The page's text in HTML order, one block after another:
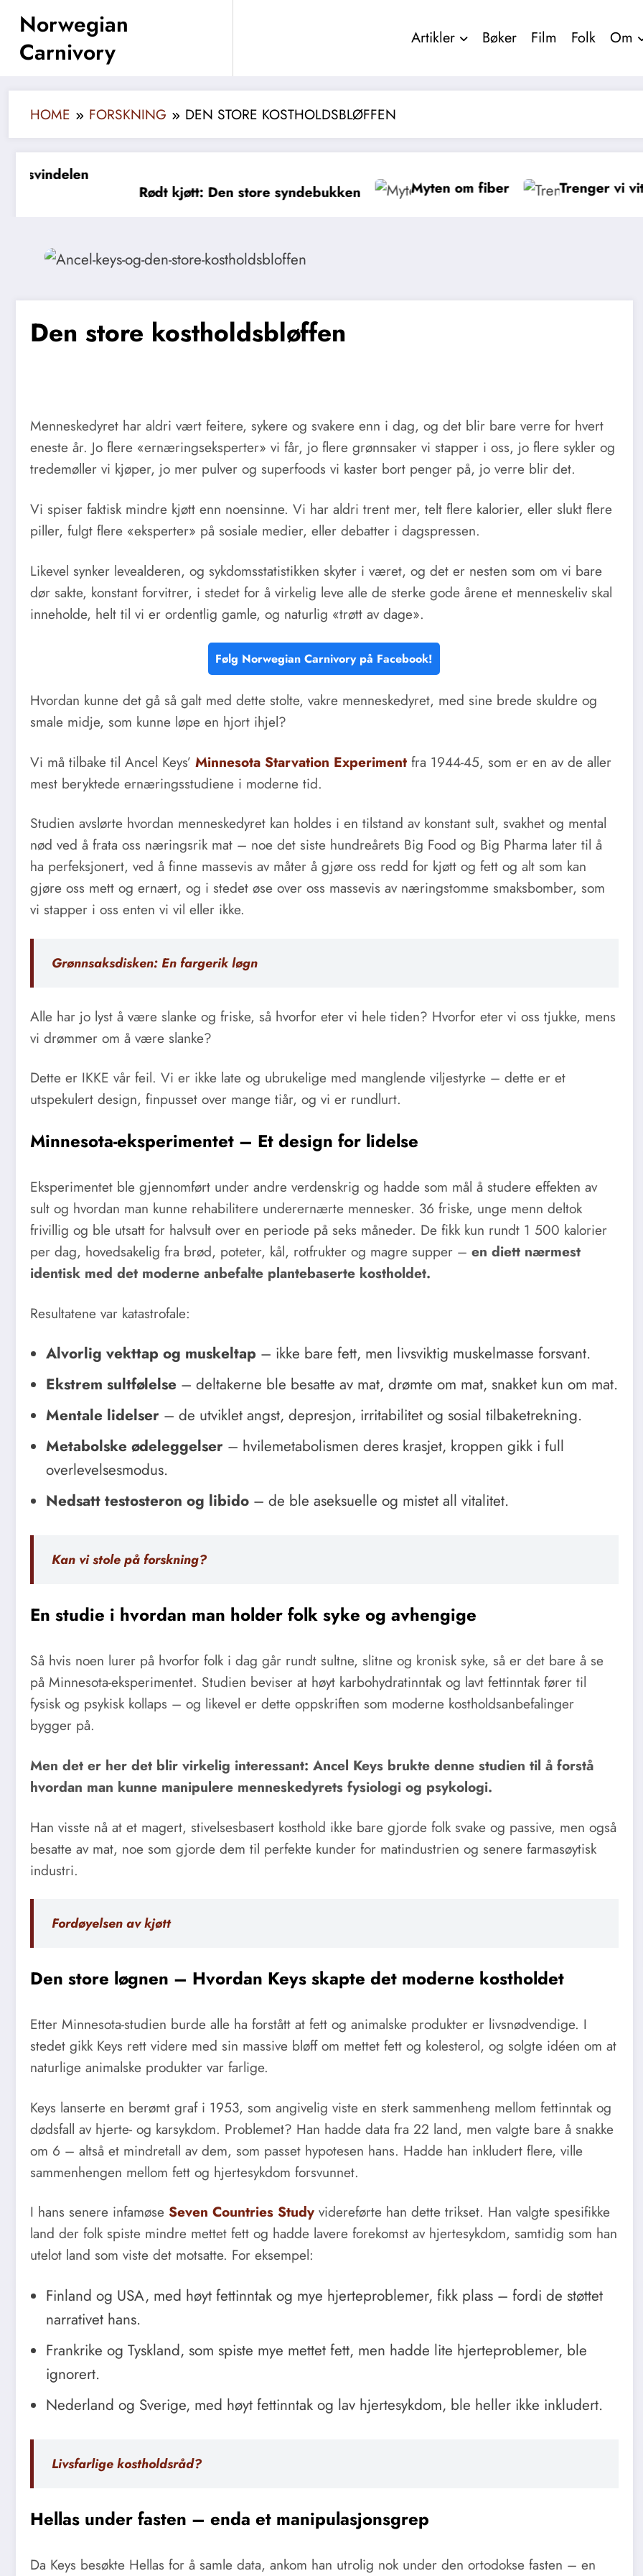
Skip
content
Norwegian
Carnivory
Artikler Bøker Film Folk Om
HOME FORSKNING DEN STORE KOSTHOLDSBLØFFEN
Rødt kjøtt: Den store syndebukken Myten om fiber Trenger vi vitamin C?
Den store kostholdsbløffen
Menneskedyret har aldri vært feitere, sykere og svakere enn i dag, og det blir bare verre for hvert
eneste år. Jo flere «ernæringseksperter» vi får, jo flere grønnsaker vi stapper i oss, jo flere sykler og
tredemøller vi kjøper, jo mer pulver og superfoods vi kaster bort penger på, jo verre blir det.
Vi spiser faktisk mindre kjøtt enn noensinne. Vi har aldri trent mer, telt flere kalorier, eller slukt flere
piller, fulgt flere «eksperter» på sosiale medier, eller debatter i dagspressen.
Likevel synker levealderen, og sykdomsstatistikken skyter i været, og det er nesten som om vi bare
dør sakte, konstant forvitrer, i stedet for å virkelig leve alle de sterke gode årene et menneskeliv skal
inneholde, helt til vi er ordentlig gamle, og naturlig «trøtt av dage».
Følg Norwegian Carnivory på Facebook!
Hvordan kunne det gå så galt med dette stolte, vakre menneskedyret, med sine brede skuldre og
smale midje, som kunne løpe en hjort ihjel?
Vi må tilbake til Ancel Keys’ Minnesota Starvation Experiment fra 1944-45, som er en av de aller
mest beryktede ernæringsstudiene i moderne tid.
Studien avslørte hvordan menneskedyret kan holdes i en tilstand av konstant sult, svakhet og mental
nød ved å frata oss næringsrik mat – noe det siste hundreårets Big Food og Big Pharma later til å
ha perfeksjonert, ved å finne massevis av måter å gjøre oss redd for kjøtt og fett og alt som kan
gjøre oss mett og ernært, og i stedet øse over oss massevis av næringstomme smaksbomber, som
vi stapper i oss enten vi vil eller ikke.
Grønnsaksdisken: En fargerik løgn
Alle har jo lyst å være slanke og friske, så hvorfor eter vi hele tiden? Hvorfor eter vi oss tjukke, mens
vi drømmer om å være slanke?
Dette er IKKE vår feil. Vi er ikke late og ubrukelige med manglende viljestyrke – dette er et
utspekulert design, finpusset over mange tiår, og vi er rundlurt.
Minnesota-eksperimentet – Et design for lidelse
Eksperimentet ble gjennomført under andre verdenskrig og hadde som mål å studere effekten av
sult og hvordan man kunne rehabilitere underernærte mennesker. 36 friske, unge menn deltok
frivillig og ble utsatt for halvsult over en periode på seks måneder. De fikk kun rundt 1 500 kalorier
per dag, hovedsakelig fra brød, poteter, kål, rotfrukter og magre supper – en diett nærmest
identisk med det moderne anbefalte plantebaserte kostholdet.
Resultatene var katastrofale:
Alvorlig vekttap og muskeltap – ikke bare fett, men livsviktig muskelmasse forsvant.
Ekstrem sultfølelse – deltakerne ble besatte av mat, drømte om mat, snakket kun om mat.
Mentale lidelser – de utviklet angst, depresjon, irritabilitet og sosial tilbaketrekning.
Metabolske ødeleggelser – hvilemetabolismen deres krasjet, kroppen gikk i full
overlevelsesmodus.
Nedsatt testosteron og libido – de ble aseksuelle og mistet all vitalitet.
Kan vi stole på forskning?
En studie i hvordan man holder folk syke og avhengige
Så hvis noen lurer på hvorfor folk i dag går rundt sultne, slitne og kronisk syke, så er det bare å se
på Minnesota-eksperimentet. Studien beviser at høyt karbohydratinntak og lavt fettinntak fører til
fysisk og psykisk kollaps – og likevel er dette oppskriften som moderne kostholdsanbefalinger
bygger på.
Men det er her det blir virkelig interessant: Ancel Keys brukte denne studien til å forstå
hvordan man kunne manipulere menneskedyrets fysiologi og psykologi.
Han visste nå at et magert, stivelsesbasert kosthold ikke bare gjorde folk svake og passive, men også
besatte av mat, noe som gjorde dem til perfekte kunder for matindustrien og senere farmasøytisk
industri.
Fordøyelsen av kjøtt
Den store løgnen – Hvordan Keys skapte det moderne kostholdet
Etter Minnesota-studien burde alle ha forstått at fett og animalske produkter er livsnødvendige. I
stedet gikk Keys rett videre med sin massive bløff om mettet fett og kolesterol, og solgte idéen om at
naturlige animalske produkter var farlige.
Keys lanserte en berømt graf i 1953, som angivelig viste en sterk sammenheng mellom fettinntak og
dødsfall av hjerte- og karsykdom. Problemet? Han hadde data fra 22 land, men valgte bare å snakke
om 6 – altså et mindretall av dem, som passet hypotesen hans. Hadde han inkludert flere, ville
sammenhengen mellom fett og hjertesykdom forsvunnet.
I hans senere infamøse Seven Countries Study videreførte han dette trikset. Han valgte spesifikke
land der folk spiste mindre mettet fett og hadde lavere forekomst av hjertesykdom, samtidig som han
utelot land som viste det motsatte. For eksempel:
Finland og USA, med høyt fettinntak og mye hjerteproblemer, fikk plass – fordi de støttet
narrativet hans.
Frankrike og Tyskland, som spiste mye mettet fett, men hadde lite hjerteproblemer, ble
ignorert.
Nederland og Sverige, med høyt fettinntak og lav hjertesykdom, ble heller ikke inkludert.
Livsfarlige kostholdsråd?
Hellas under fasten – enda et manipulasjonsgrep
Da Keys besøkte Hellas for å samle data, ankom han utrolig nok under den ortodokse fasten – en